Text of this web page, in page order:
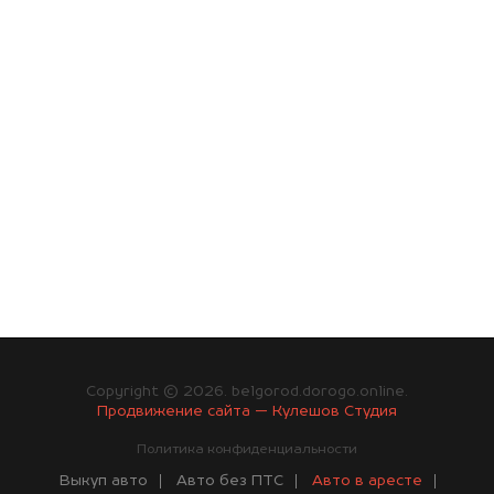
Copyright © 2026. belgorod.dorogo.online.
Продвижение сайта — Кулешов Студия
Политика конфиденциальности
Выкуп авто Авто без ПТС Авто в аресте